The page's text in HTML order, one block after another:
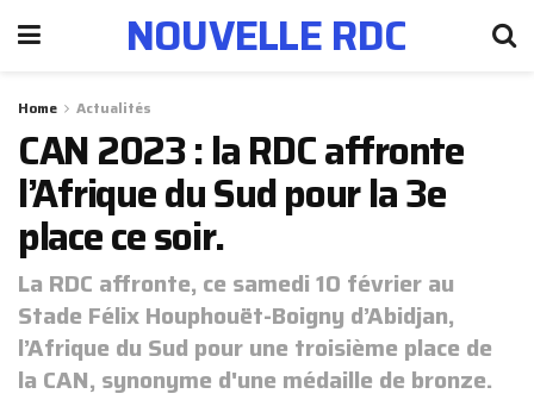
NOUVELLE RDC
Home Actualités
CAN 2023 : la RDC affronte
l’Afrique du Sud pour la 3e
place ce soir.
La RDC affronte, ce samedi 10 février au
Stade Félix Houphouët-Boigny d’Abidjan,
l’Afrique du Sud pour une troisième place de
la CAN, synonyme d'une médaille de bronze.